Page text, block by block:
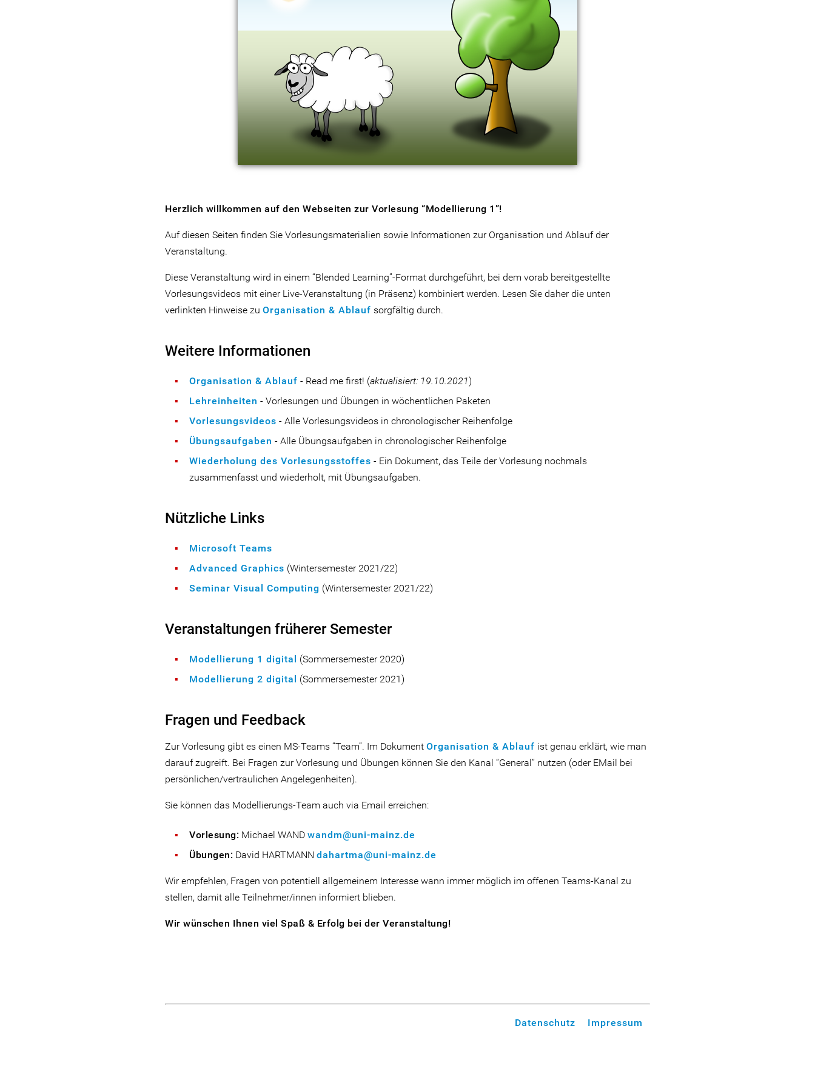
Herzlich willkommen auf den Webseiten zur Vorlesung “Modellierung 1”!
Auf diesen Seiten finden Sie Vorlesungsmaterialien sowie Informationen zur Organisation und Ablauf der
Veranstaltung.
Diese Veranstaltung wird in einem “Blended Learning”-Format durchgeführt, bei dem vorab bereitgestellte
Vorlesungsvideos mit einer Live-Veranstaltung (in Präsenz) kombiniert werden. Lesen Sie daher die unten
verlinkten Hinweise zu Organisation & Ablauf sorgfältig durch.
Weitere Informationen
Organisation & Ablauf - Read me first! (aktualisiert: 19.10.2021)
Lehreinheiten - Vorlesungen und Übungen in wöchentlichen Paketen
Vorlesungsvideos - Alle Vorlesungsvideos in chronologischer Reihenfolge
Übungsaufgaben - Alle Übungsaufgaben in chronologischer Reihenfolge
Wiederholung des Vorlesungsstoffes - Ein Dokument, das Teile der Vorlesung nochmals
zusammenfasst und wiederholt, mit Übungsaufgaben.
Nützliche Links
Microsoft Teams
Advanced Graphics (Wintersemester 2021/22)
Seminar Visual Computing (Wintersemester 2021/22)
Veranstaltungen früherer Semester
Modellierung 1 digital
(Sommersemester 2020)
Modellierung 2 digital
(Sommersemester 2021)
Fragen und Feedback
Zur Vorlesung gibt es einen MS-Teams “Team”. Im Dokument Organisation & Ablauf ist genau erklärt, wie man
darauf zugreift. Bei Fragen zur Vorlesung und Übungen können Sie den Kanal “General” nutzen (oder EMail bei
persönlichen/vertraulichen Angelegenheiten).
Sie können das Modellierungs-Team auch via Email erreichen:
Vorlesung: Michael WAND wandm@uni-mainz.de
Übungen: David HARTMANN dahartma@uni-mainz.de
Wir empfehlen, Fragen von potentiell allgemeinem Interesse wann immer möglich im offenen Teams-Kanal zu
stellen, damit alle Teilnehmer/innen informiert blieben.
Wir wünschen Ihnen viel Spaß & Erfolg bei der Veranstaltung!
Datenschutz Impressum